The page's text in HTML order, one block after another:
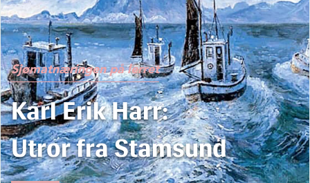
Sjømatnæringen på lerret
Karl Erik Harr:
Utror fra Stamsund